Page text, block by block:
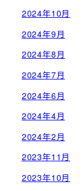
2024年10月
2024年9月
2024年8月
2024年7月
2024年6月
2024年4月
2024年2月
2023年11月
2023年10月